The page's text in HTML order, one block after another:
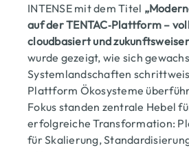
INTENSE mit dem Titel
auf der TENTAC‑Plattform –
cloudbasiert und
wurde gezeigt, wie sich
Systemlandschaften
Plattform Ökosysteme
Fokus standen zentrale Hebel
erfolgreiche Transformation:
für Skalierung,